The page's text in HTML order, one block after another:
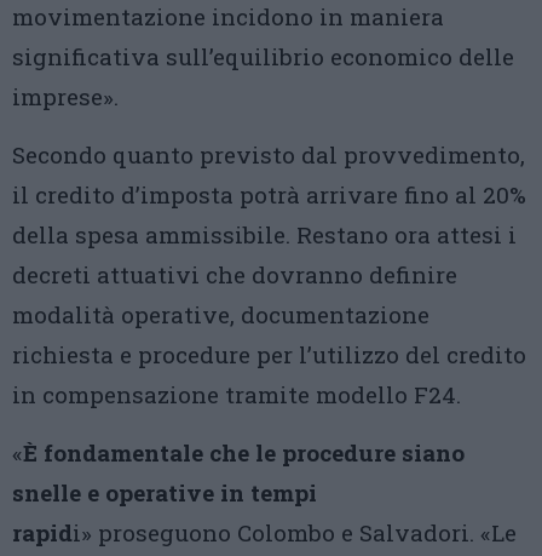
movimentazione incidono in maniera
significativa sull’equilibrio economico delle
imprese».
Secondo quanto previsto dal provvedimento,
il credito d’imposta potrà arrivare fino al 20%
della spesa ammissibile. Restano ora attesi i
decreti attuativi che dovranno definire
modalità operative, documentazione
richiesta e procedure per l’utilizzo del credito
in compensazione tramite modello F24.
«È fondamentale che le procedure siano
snelle e operative in tempi
rapidi» proseguono Colombo e Salvadori. «Le